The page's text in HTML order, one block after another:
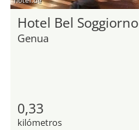
Hotel Bel Soggiorno
Genua
0,33
kilómetros